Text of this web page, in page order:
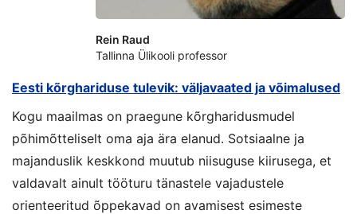
Eesti kõrghariduse tulevik: väljavaated ja võimalused
Kogu maailmas on praegune kõrgharidusmudel
põhimõtteliselt oma aja ära elanud. Sotsiaalne ja
majanduslik keskkond muutub niisuguse kiirusega, et
valdavalt ainult tööturu tänastele vajadustele
orienteeritud õppekavad on avamisest esimeste
Rein Raud
Tallinna Ülikooli professor